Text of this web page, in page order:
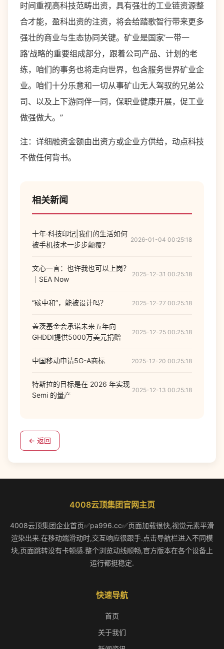
时间重视高科技范畴出资，具有强壮的工业链资源整
合才能，盈科出资的注资，将会给踏歌智行带来更多
强壮的商业与生态协同关键。矿业是国家’一带一
路’战略的重要组成部分，跟着公司产品、计划的老
练，咱们的事务也将走向世界，包含服务世界矿业企
业。咱们十分乐意和一切从事矿山无人驾驭的兄弟公
司、以及上下游同伴一同，保职业健康开展，促工业
做强做大。”
注：详细融资金额由出资方或企业方供给，动点科技
不做任何背书。
相关新闻
十年·科技印记|我们的生活如何
被手机技术一步步颠覆？
2026-01-04 00:25:18
文心一言：也许我也可以上岗？
｜SEA Now
2025-12-31 00:25:18
“碳中和”，能被设计吗？ 2025-12-27 00:25:18
盖茨基金会承诺未来五年向
GHDDI提供5000万美元捐赠
2025-12-25 00:25:18
中国移动申请5G-A商标 2025-12-20 00:25:18
特斯拉的目标是在 2026 年实现
Semi 的量产
2025-12-13 00:25:18
← 返回
4008云顶集团官网主页
4008云顶集团企业首页✅pa996.cc✅页面加载很快,视觉元素平滑
渲染出来.在移动端滑动时,交互响应很跟手.点击导航栏进入不同模
块,页面跳转没有卡顿感.整个浏览动线顺畅,官方版本在各个设备上
运行都挺稳定.
快速导航
首页
关于我们